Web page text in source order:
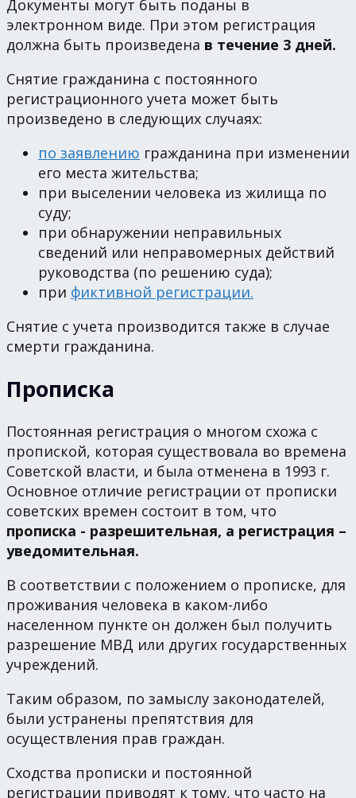
Документы могут быть поданы в
электронном виде. При этом регистрация
должна быть произведена в течение 3 дней.
Снятие гражданина с постоянного
регистрационного учета может быть
произведено в следующих случаях:
по заявлению гражданина при изменении
его места жительства;
при выселении человека из жилища по
суду;
при обнаружении неправильных
сведений или неправомерных действий
руководства (по решению суда);
при фиктивной регистрации.
Снятие с учета производится также в случае
смерти гражданина.
Прописка
Постоянная регистрация о многом схожа с
пропиской, которая существовала во времена
Советской власти, и была отменена в 1993 г.
Основное отличие регистрации от прописки
советских времен состоит в том, что
прописка - разрешительная, а регистрация –
уведомительная.
В соответствии с положением о прописке, для
проживания человека в каком-либо
населенном пункте он должен был получить
разрешение МВД или других государственных
учреждений.
Таким образом, по замыслу законодателей,
были устранены препятствия для
осуществления прав граждан.
Сходства прописки и постоянной
регистрации приводят к тому, что часто на